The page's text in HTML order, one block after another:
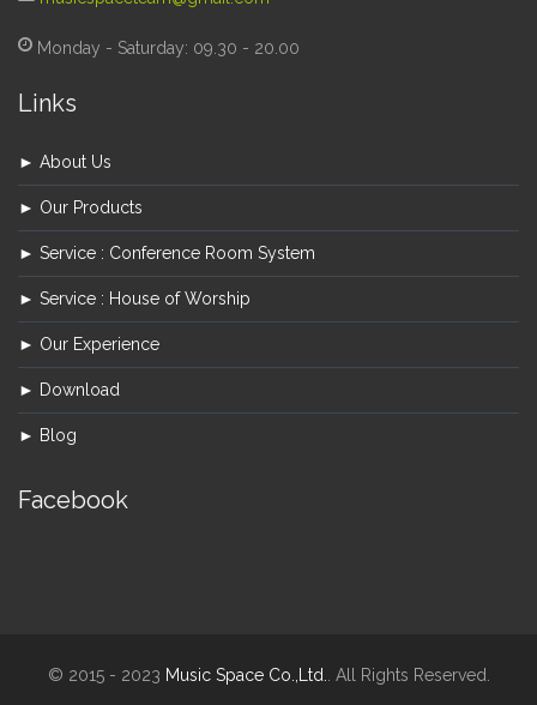
Monday - Saturday: 09.30 - 20.00
Links
► About Us
► Our Products
► Service : Conference Room System
► Service : House of Worship
► Our Experience
► Download
► Blog
Facebook
© 2015 - 2023 Music Space Co.,Ltd. . All Rights Reserved.